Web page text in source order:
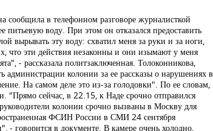
в телефонном разговоре журналисткой
воду. При этом он отказался предоставить
вырывать эту воду: схватил меня за руки и за ноги,
что эти действия незаконны и они изымают у меня
- рассказала политзаключенная. Толоконникова,
администрации колонии за ее рассказы о нарушениях в
На самом деле это из-за голодовки". По ее словам,
"Прямо сейчас, в 22.15, к Наде срочно отправился
колонии срочно вызваны в Москву для
ФСИН России в СМИ 24 сентября
говорится в документе. В камере очень холодно,